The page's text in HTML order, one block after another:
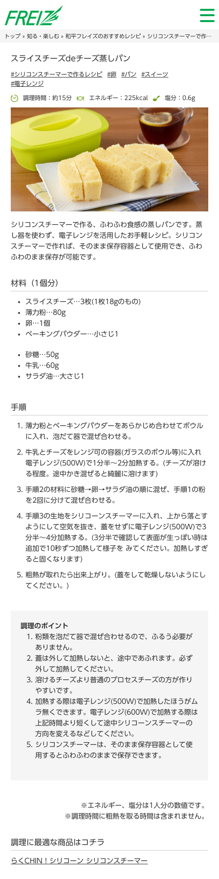
トップ» 知る・楽しむ» 和平フレイズのおすすめレシピ» シリコンスチーマーで作るレシピ
スライスチーズdeチーズ蒸しパン
#シリコンスチーマーで作るレシピ #卵 #パン
#スイーツ
#電子レンジ
調理時間：約15分 エネルギー：225kcal 塩分：0.6g
シリコンスチーマーで作る、ふわふわ食感の蒸しパンです。蒸
し器を使わず、電子レンジを活用したお手軽レシピ。シリコン
スチーマーで作れば、そのまま保存容器として使⽤でき、ふわ
ふわのまま保存が可能です。
材料（1個分）
スライスチーズ…3枚(1枚18gのもの)
薄⼒粉…80g
卵…1個
ベーキングパウダー…⼩さじ1
砂糖…50g
⽜乳…60g
サラダ油…⼤さじ1
手順
薄⼒粉とベーキングパウダーをあらかじめ合わせてボウル
に⼊れ、泡だて器で混ぜ合わせる。
⽜乳とチーズをレンジ可の容器(ガラスのボウル等)に⼊れ
電⼦レンジ(500W)で1分半〜2分加熱する。(チーズが溶け
る程度。途中かき混ぜると綺麗に溶けます)
手順2の材料に砂糖→卵→サラダ油の順に混ぜ、手順1の粉
を2回に分けて混ぜ合わせる。
手順3の⽣地をシリコーンスチーマーに⼊れ、上から落とす
ようにして空気を抜き、蓋をせずに電⼦レンジ(500W)で3
分半〜4分加熱する。(3分半で確認して表⾯が⽣っぽい時は
追加で10秒ずつ加熱して様⼦を みてください。加熱しすぎ
ると固くなります)
粗熱が取れたら出来上がり。(蓋をして乾燥しないようにし
てください。)
調理のポイント
粉類を泡だて器で混ぜ合わせるので、ふるう必要が
ありません。
蓋は外して加熱しないと、途中であふれます。必ず
外して加熱してください。
溶けるチーズより普通のプロセスチーズの⽅が作り
やすいです。
加熱する際は電⼦レンジ(500W)で加熱したほうがム
ラ無くできます。電⼦レンジ(600W)で加熱する際は
上記時間より短くして途中シリコーンスチーマーの
⽅向を変えるなどしてください。
シリコンスチーマーは、そのまま保存容器として使
⽤するとふわふわのままで保存できます。
※エネルギー、塩分は1人分の数値です。
※調理時間に粗熱を取る時間は含まれません。
調理に最適な商品はコチラ
らくCHIN！シリコーン シリコンスチーマー